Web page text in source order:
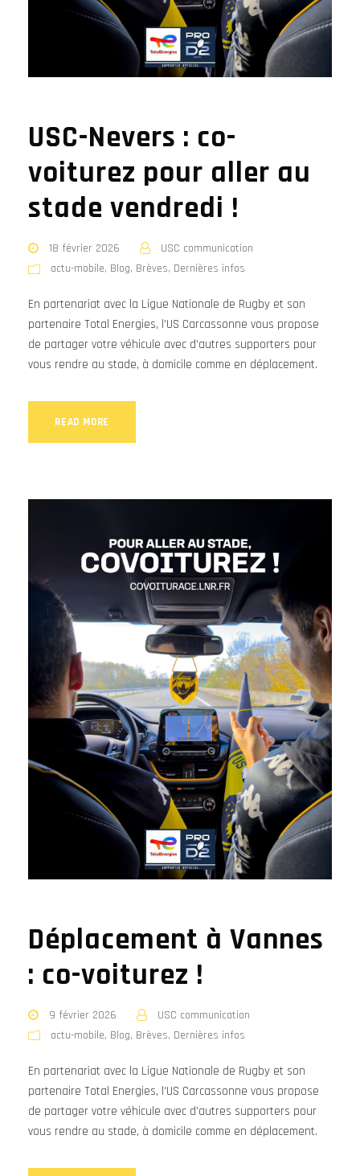
USC-Nevers : co-
voiturez pour aller au
stade vendredi !
18 février 2026
USC communication
actu-mobile, Blog, Brèves, Dernières infos
En partenariat avec la Ligue Nationale de Rugby et son
partenaire Total Energies, l'US Carcassonne vous propose
de partager votre véhicule avec d'autres supporters pour
vous rendre au stade, à domicile comme en déplacement.
READ MORE
Déplacement à Vannes
: co-voiturez !
9 février 2026
USC communication
actu-mobile, Blog, Brèves, Dernières infos
En partenariat avec la Ligue Nationale de Rugby et son
partenaire Total Energies, l'US Carcassonne vous propose
de partager votre véhicule avec d'autres supporters pour
vous rendre au stade, à domicile comme en déplacement.